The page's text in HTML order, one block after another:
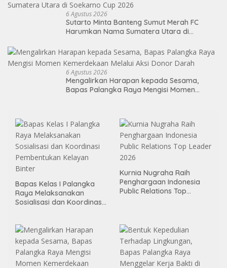
6 Agustus 2026
Sutarto Minta Banteng Sumut Merah FC
Harumkan Nama Sumatera Utara di
6 Agustus 2026
Mengalirkan Harapan kepada Sesama,
Bapas Palangka Raya Mengisi Momen
Bapas Kelas I Palangka
Raya Melaksanakan
Sosialisasi dan Koordinasi
Kurnia Nugraha Raih
Penghargaan Indonesia
Public Relations Top